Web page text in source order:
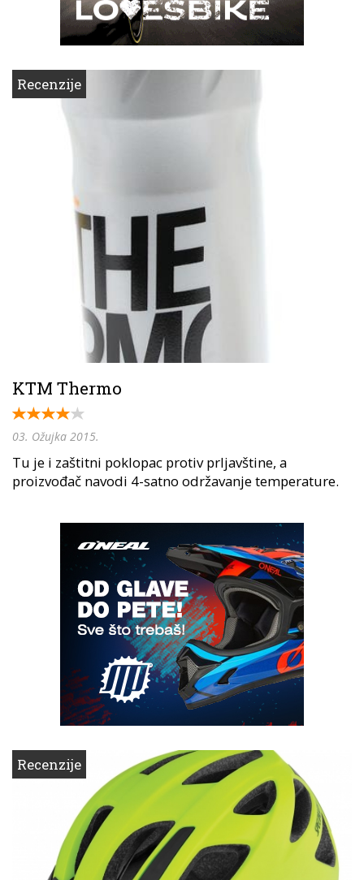
Recenzije
KTM Thermo
03. Ožujka 2015.
Tu je i zaštitni poklopac protiv prljavštine, a
proizvođač navodi 4-satno održavanje temperature.
Recenzije